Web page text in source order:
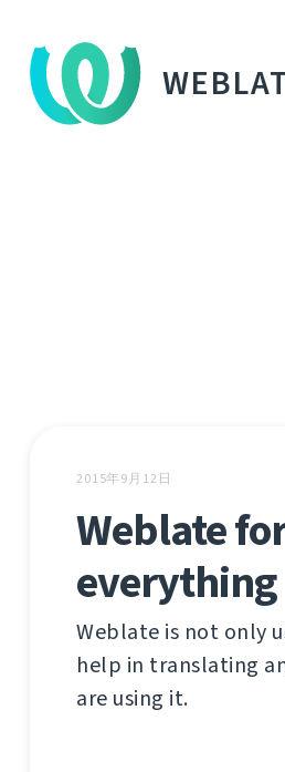
2015年9月12日
Weblate
everything
Weblate is not only
help in translating
are using it.